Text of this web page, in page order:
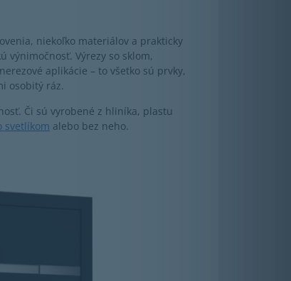
niekoľko materiálov a prakticky
Výrezy so sklom,
aplikácie – to všetko sú prvky,
osobitý ráz.
Či sú vyrobené z hliníka, plastu
svetlíkom alebo bez neho.